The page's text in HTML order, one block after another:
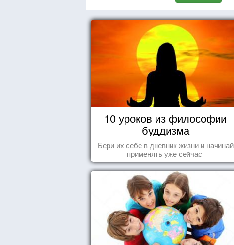
10 уроков из философии
буддизма
Бери их себе в дневник жизни и начинай
применять уже сейчас!